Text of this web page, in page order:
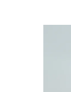
Hamilton